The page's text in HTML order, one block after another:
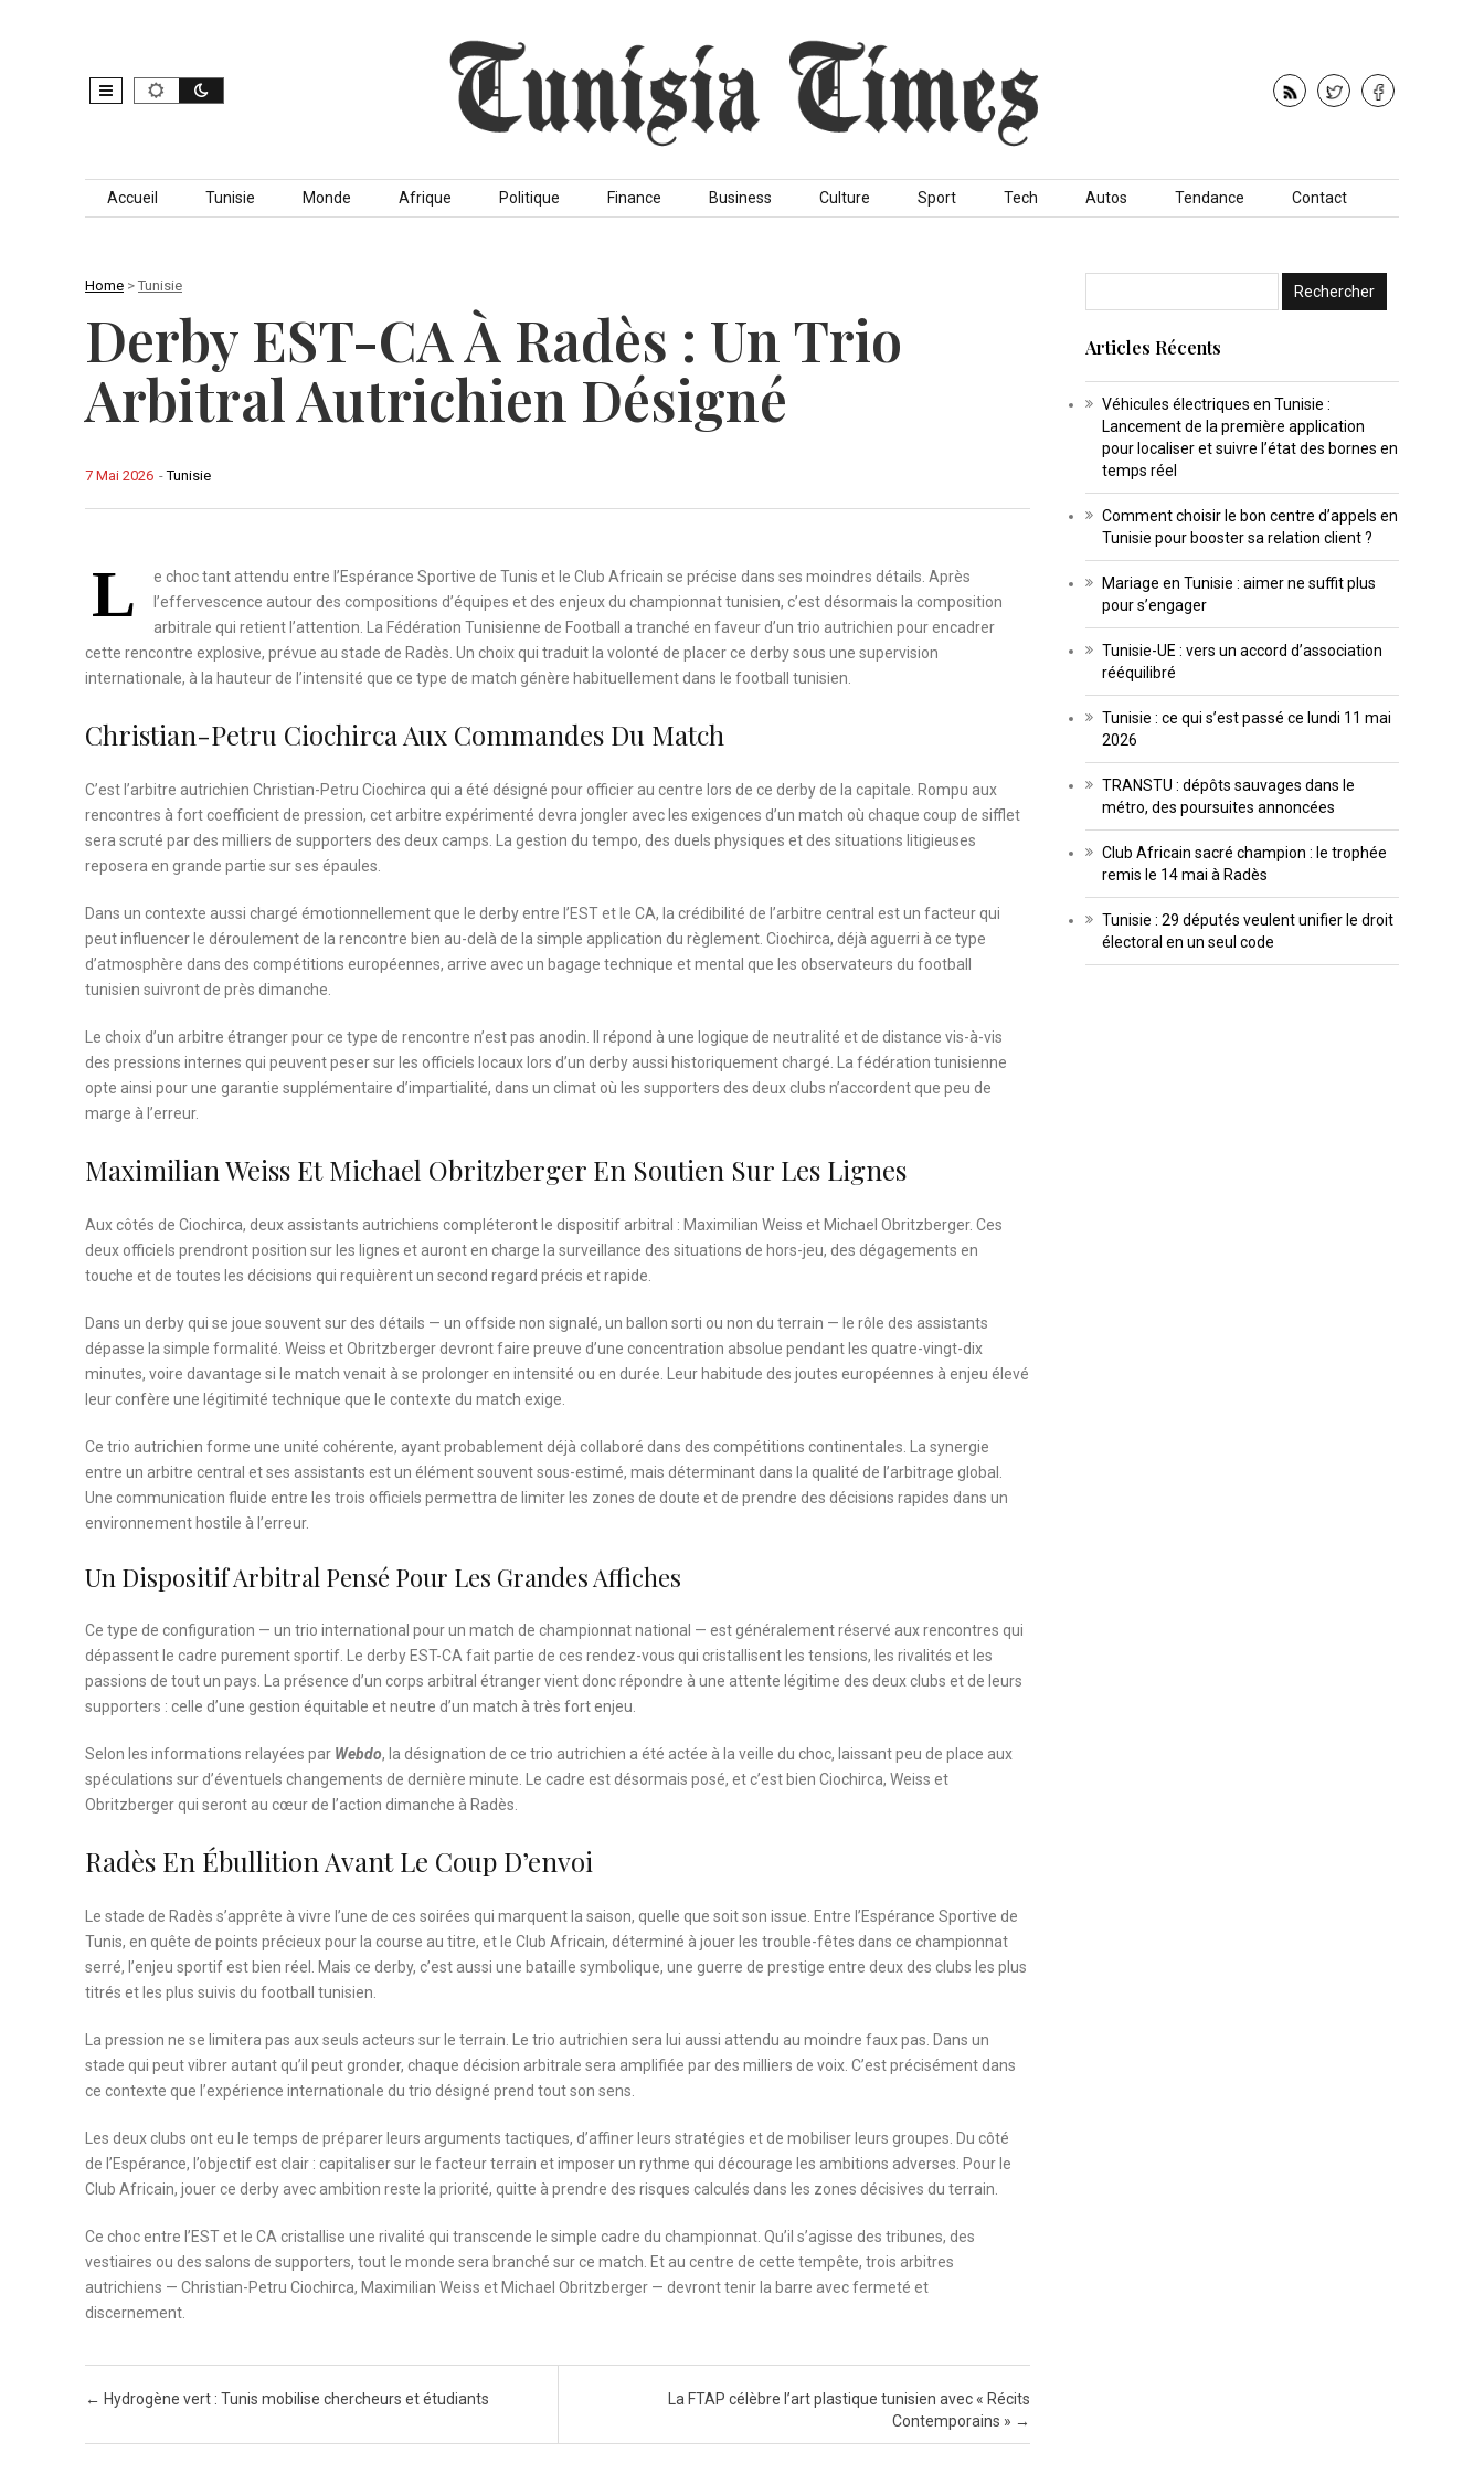
Skip to content
Accueil Tunisie Monde Afrique Politique Finance Business Culture Sport Tech Autos Tendance Contact
Home > Tunisie
Derby EST-CA À Radès : Un Trio
Arbitral Autrichien Désigné
-Tunisie
7 Mai 2026
L
e choc tant attendu entre l’Espérance Sportive de Tunis et le Club Africain se précise dans ses moindres détails. Après
l’effervescence autour des compositions d’équipes et des enjeux du championnat tunisien, c’est désormais la composition
arbitrale qui retient l’attention. La Fédération Tunisienne de Football a tranché en faveur d’un trio autrichien pour encadrer
cette rencontre explosive, prévue au stade de Radès. Un choix qui traduit la volonté de placer ce derby sous une supervision
internationale, à la hauteur de l’intensité que ce type de match génère habituellement dans le football tunisien.
Christian-Petru Ciochirca Aux Commandes Du Match
C’est l’arbitre autrichien Christian-Petru Ciochirca qui a été désigné pour officier au centre lors de ce derby de la capitale. Rompu aux
rencontres à fort coefficient de pression, cet arbitre expérimenté devra jongler avec les exigences d’un match où chaque coup de sifflet
sera scruté par des milliers de supporters des deux camps. La gestion du tempo, des duels physiques et des situations litigieuses
reposera en grande partie sur ses épaules.
Dans un contexte aussi chargé émotionnellement que le derby entre l’EST et le CA, la crédibilité de l’arbitre central est un facteur qui
peut influencer le déroulement de la rencontre bien au-delà de la simple application du règlement. Ciochirca, déjà aguerri à ce type
d’atmosphère dans des compétitions européennes, arrive avec un bagage technique et mental que les observateurs du football
tunisien suivront de près dimanche.
Le choix d’un arbitre étranger pour ce type de rencontre n’est pas anodin. Il répond à une logique de neutralité et de distance vis-à-vis
des pressions internes qui peuvent peser sur les officiels locaux lors d’un derby aussi historiquement chargé. La fédération tunisienne
opte ainsi pour une garantie supplémentaire d’impartialité, dans un climat où les supporters des deux clubs n’accordent que peu de
marge à l’erreur.
Maximilian Weiss Et Michael Obritzberger En Soutien Sur Les Lignes
Aux côtés de Ciochirca, deux assistants autrichiens compléteront le dispositif arbitral : Maximilian Weiss et Michael Obritzberger. Ces
deux officiels prendront position sur les lignes et auront en charge la surveillance des situations de hors-jeu, des dégagements en
touche et de toutes les décisions qui requièrent un second regard précis et rapide.
Dans un derby qui se joue souvent sur des détails — un offside non signalé, un ballon sorti ou non du terrain — le rôle des assistants
dépasse la simple formalité. Weiss et Obritzberger devront faire preuve d’une concentration absolue pendant les quatre-vingt-dix
minutes, voire davantage si le match venait à se prolonger en intensité ou en durée. Leur habitude des joutes européennes à enjeu élevé
leur confère une légitimité technique que le contexte du match exige.
Ce trio autrichien forme une unité cohérente, ayant probablement déjà collaboré dans des compétitions continentales. La synergie
entre un arbitre central et ses assistants est un élément souvent sous-estimé, mais déterminant dans la qualité de l’arbitrage global.
Une communication fluide entre les trois officiels permettra de limiter les zones de doute et de prendre des décisions rapides dans un
environnement hostile à l’erreur.
Un Dispositif Arbitral Pensé Pour Les Grandes Affiches
Ce type de configuration — un trio international pour un match de championnat national — est généralement réservé aux rencontres qui
dépassent le cadre purement sportif. Le derby EST-CA fait partie de ces rendez-vous qui cristallisent les tensions, les rivalités et les
passions de tout un pays. La présence d’un corps arbitral étranger vient donc répondre à une attente légitime des deux clubs et de leurs
supporters : celle d’une gestion équitable et neutre d’un match à très fort enjeu.
Selon les informations relayées par Webdo, la désignation de ce trio autrichien a été actée à la veille du choc, laissant peu de place aux
spéculations sur d’éventuels changements de dernière minute. Le cadre est désormais posé, et c’est bien Ciochirca, Weiss et
Obritzberger qui seront au cœur de l’action dimanche à Radès.
Radès En Ébullition Avant Le Coup D’envoi
Le stade de Radès s’apprête à vivre l’une de ces soirées qui marquent la saison, quelle que soit son issue. Entre l’Espérance Sportive de
Tunis, en quête de points précieux pour la course au titre, et le Club Africain, déterminé à jouer les trouble-fêtes dans ce championnat
serré, l’enjeu sportif est bien réel. Mais ce derby, c’est aussi une bataille symbolique, une guerre de prestige entre deux des clubs les plus
titrés et les plus suivis du football tunisien.
La pression ne se limitera pas aux seuls acteurs sur le terrain. Le trio autrichien sera lui aussi attendu au moindre faux pas. Dans un
stade qui peut vibrer autant qu’il peut gronder, chaque décision arbitrale sera amplifiée par des milliers de voix. C’est précisément dans
ce contexte que l’expérience internationale du trio désigné prend tout son sens.
Les deux clubs ont eu le temps de préparer leurs arguments tactiques, d’affiner leurs stratégies et de mobiliser leurs groupes. Du côté
de l’Espérance, l’objectif est clair : capitaliser sur le facteur terrain et imposer un rythme qui décourage les ambitions adverses. Pour le
Club Africain, jouer ce derby avec ambition reste la priorité, quitte à prendre des risques calculés dans les zones décisives du terrain.
Ce choc entre l’EST et le CA cristallise une rivalité qui transcende le simple cadre du championnat. Qu’il s’agisse des tribunes, des
vestiaires ou des salons de supporters, tout le monde sera branché sur ce match. Et au centre de cette tempête, trois arbitres
autrichiens — Christian-Petru Ciochirca, Maximilian Weiss et Michael Obritzberger — devront tenir la barre avec fermeté et
discernement.
Post navigation
← Hydrogène vert : Tunis mobilise chercheurs et étudiants
La FTAP célèbre l’art plastique tunisien avec « Récits
Contemporains » →
Articles Récents
Véhicules électriques en Tunisie :
Lancement de la première application
pour localiser et suivre l’état des bornes en
temps réel
Comment choisir le bon centre d’appels en
Tunisie pour booster sa relation client ?
Mariage en Tunisie : aimer ne suffit plus
pour s’engager
Tunisie-UE : vers un accord d’association
rééquilibré
Tunisie : ce qui s’est passé ce lundi 11 mai
2026
TRANSTU : dépôts sauvages dans le
métro, des poursuites annoncées
Club Africain sacré champion : le trophée
remis le 14 mai à Radès
Tunisie : 29 députés veulent unifier le droit
électoral en un seul code